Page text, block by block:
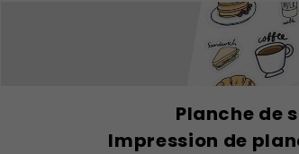
Planche de
Impression de